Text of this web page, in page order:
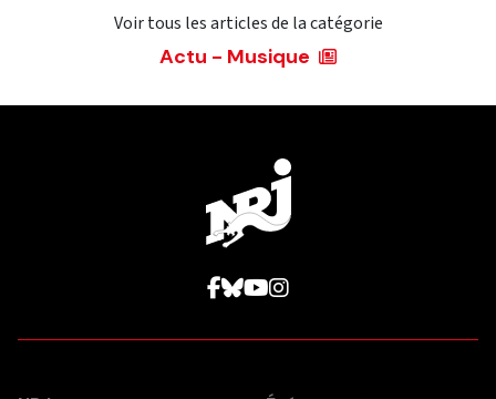
Voir tous les articles de la catégorie
Actu - Musique